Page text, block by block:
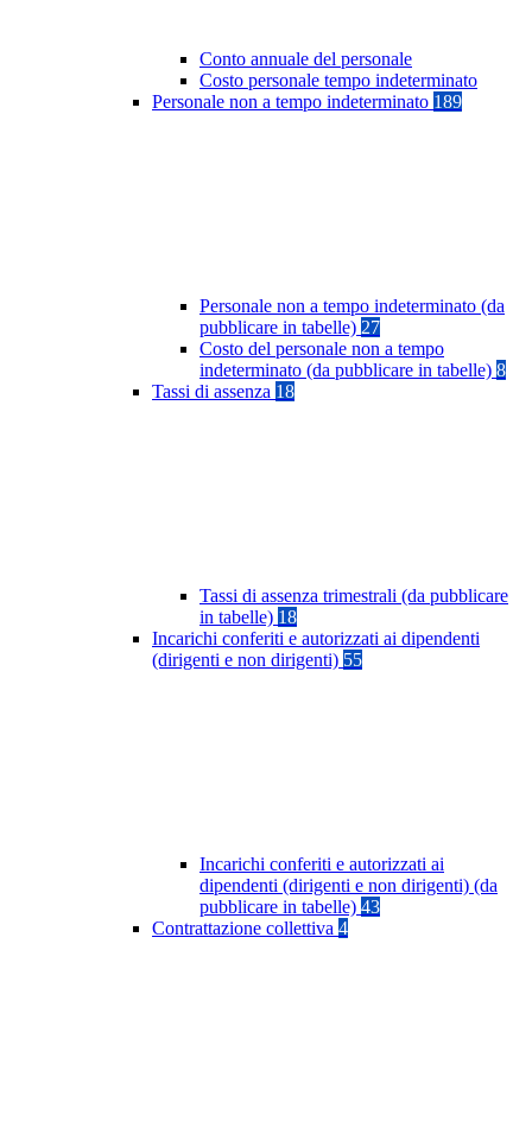
Conto annuale del personale
Costo personale tempo indeterminato
Personale non a tempo indeterminato 189
Personale non a tempo indeterminato (da
pubblicare in tabelle) 27
Costo del personale non a tempo
indeterminato (da pubblicare in tabelle) 8
Tassi di assenza 18
Tassi di assenza trimestrali (da pubblicare
in tabelle) 18
Incarichi conferiti e autorizzati ai dipendenti
(dirigenti e non dirigenti) 55
Incarichi conferiti e autorizzati ai
dipendenti (dirigenti e non dirigenti) (da
pubblicare in tabelle) 43
Contrattazione collettiva 4